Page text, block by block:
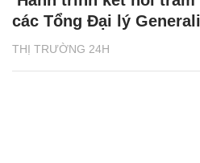
THỊ TRƯỜNG 24H
các Tổng Đại lý